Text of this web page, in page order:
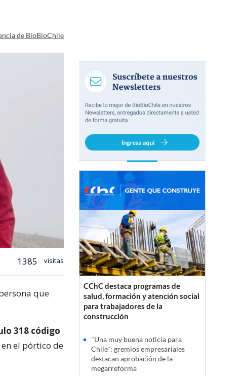
de BioBioChile
1385 visitas
que
318 código
el pórtico de
CChC destaca programas de
salud, formación y atención social
para trabajadores de la
construcción
"Una muy buena noticia para
Chile": gremios empresariales
destacan aprobación de la
megarreforma